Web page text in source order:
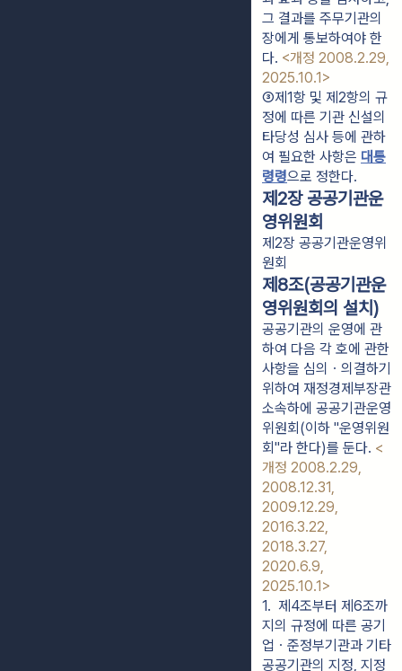
그 결과를 주무기관의
장에게 통보하여야 한
다. <개정 2008.2.29,
2025.10.1>
③제1항 및 제2항의 규
정에 따른 기관 신설의
타당성 심사 등에 관하
여 필요한 사항은 대통
령령으로 정한다.
제2장 공공기관운
영위원회
제2장 공공기관운영위
원회
제8조(공공기관운
영위원회의 설치)
공공기관의 운영에 관
하여 다음 각 호에 관한
사항을 심의ㆍ의결하기
위하여 재정경제부장관
소속하에 공공기관운영
위원회(이하 "운영위원
회"라 한다)를 둔다. <
개정 2008.2.29,
2008.12.31,
2009.12.29,
2016.3.22,
2018.3.27,
2020.6.9,
2025.10.1>
1.  제4조부터 제6조까
지의 규정에 따른 공기
업ㆍ준정부기관과 기타
공공기관의 지정, 지정